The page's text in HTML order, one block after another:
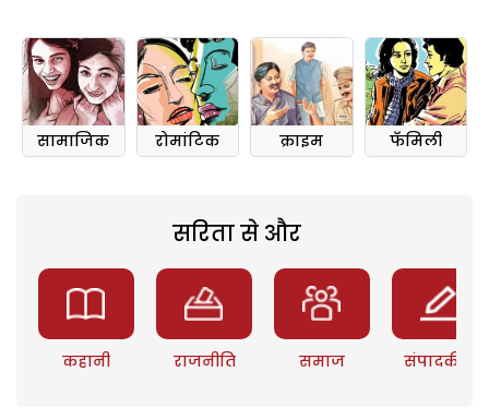
सामाजिक रोमांटिक क्राइम फॅमिली
सरिता से और
कहानी राजनीति समाज संपादकीय